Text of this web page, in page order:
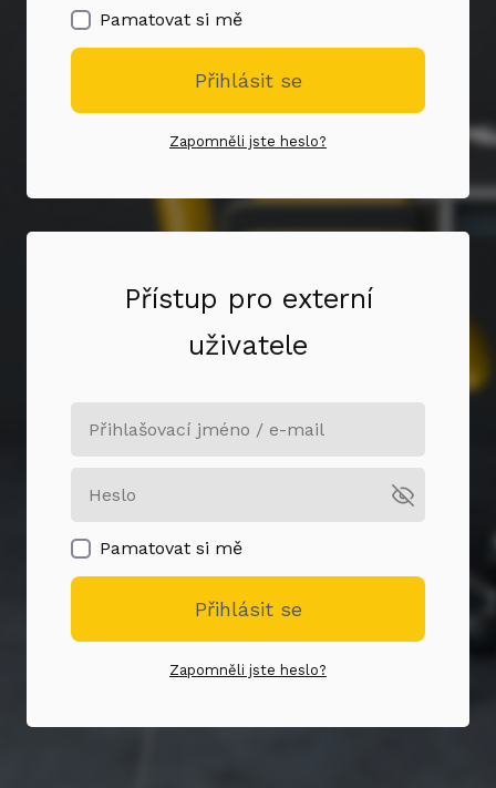
Pamatovat si mě
Přihlásit se
Zapomněli jste heslo?
Přístup pro externí
uživatele
Pamatovat si mě
Přihlásit se
Zapomněli jste heslo?